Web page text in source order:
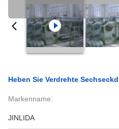
Heben Sie Verdrehte
Markenname:
JINLIDA